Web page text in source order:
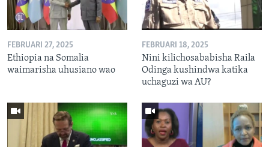
FEBRUARI 27, 2025
Ethiopia na Somalia
waimarisha uhusiano wao
FEBRUARI 18, 2025
Nini kilichosababisha Raila
Odinga kushindwa katika
uchaguzi wa AU?